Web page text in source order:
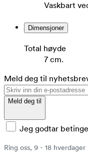
Vaskbart
Dimensjoner
Total høyde
7 cm.
Meld deg til
Meld deg til
Jeg godtar
Ring oss, 9 - 18 hverdager